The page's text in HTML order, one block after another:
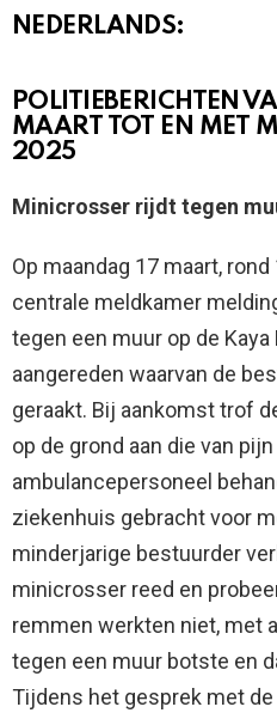
NEDERLANDS:
POLITIEBERICHTEN
MAART TOT EN MET
2025
Minicrosser rijdt tegen
Op maandag 17 maart,
centrale meldkamer
tegen een muur op de Kaya
aangereden waarvan de
geraakt. Bij aankomst trof
op de grond aan die van
ambulancepersoneel
ziekenhuis gebracht voor
minderjarige bestuurder
minicrosser reed en
remmen werkten niet, met
tegen een muur botste en
Tijdens het gesprek met de